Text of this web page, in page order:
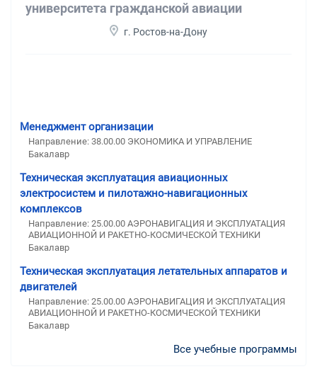
университета гражданской авиации
г. Ростов-на-Дону
Менеджмент организации
Направление: 38.00.00 ЭКОНОМИКА И УПРАВЛЕНИЕ
Бакалавр
Техническая эксплуатация авиационных
электросистем и пилотажно-навигационных
комплексов
Направление: 25.00.00 АЭРОНАВИГАЦИЯ И ЭКСПЛУАТАЦИЯ
АВИАЦИОННОЙ И РАКЕТНО-КОСМИЧЕСКОЙ ТЕХНИКИ
Бакалавр
Техническая эксплуатация летательных аппаратов и
двигателей
Направление: 25.00.00 АЭРОНАВИГАЦИЯ И ЭКСПЛУАТАЦИЯ
АВИАЦИОННОЙ И РАКЕТНО-КОСМИЧЕСКОЙ ТЕХНИКИ
Бакалавр
Все учебные программы